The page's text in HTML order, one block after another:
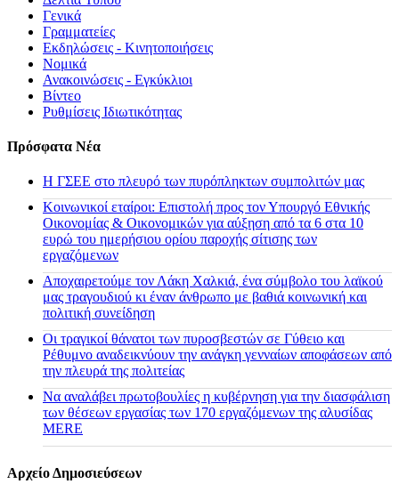
Γενικά
Γραμματείες
Εκδηλώσεις - Κινητοποιήσεις
Νομικά
Ανακοινώσεις - Εγκύκλιοι
Βίντεο
Ρυθμίσεις Ιδιωτικότητας
Πρόσφατα Νέα
H ΓΣΕΕ στο πλευρό των πυρόπληκτων συμπολιτών μας
Κοινωνικοί εταίροι: Επιστολή προς τον Υπουργό Εθνικής
Οικονομίας & Οικονομικών για αύξηση από τα 6 στα 10
ευρώ του ημερήσιου ορίου παροχής σίτισης των
εργαζόμενων
Αποχαιρετούμε τον Λάκη Χαλκιά, ένα σύμβολο του λαϊκού
μας τραγουδιού κι έναν άνθρωπο με βαθιά κοινωνική και
πολιτική συνείδηση
Οι τραγικοί θάνατοι των πυροσβεστών σε Γύθειο και
Ρέθυμνο αναδεικνύουν την ανάγκη γενναίων αποφάσεων από
την πλευρά της πολιτείας
Να αναλάβει πρωτοβουλίες η κυβέρνηση για την διασφάλιση
των θέσεων εργασίας των 170 εργαζόμενων της αλυσίδας
MERE
Αρχείο Δημοσιεύσεων